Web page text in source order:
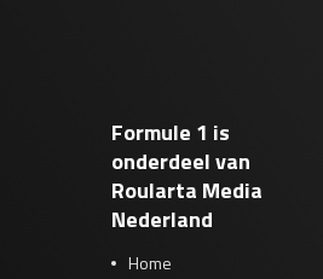
Formule 1 is
onderdeel van
Roularta Media
Nederland
Home